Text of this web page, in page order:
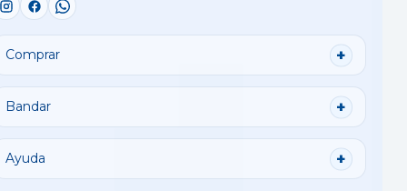
Comprar
Bandar
Ayuda